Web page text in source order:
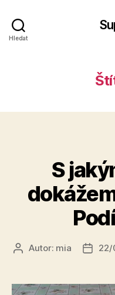
Hledat
S
AutorAutor: mia
Datum
22/